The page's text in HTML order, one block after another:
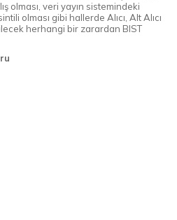
olması, veri yayın sistemindeki
olması gibi hallerde Alıcı, Alt Alıcı
herhangi bir zarardan BIST